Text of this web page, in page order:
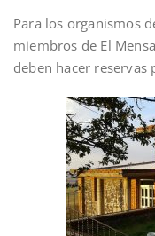
Para los organismos
miembros de El
deben hacer reservas